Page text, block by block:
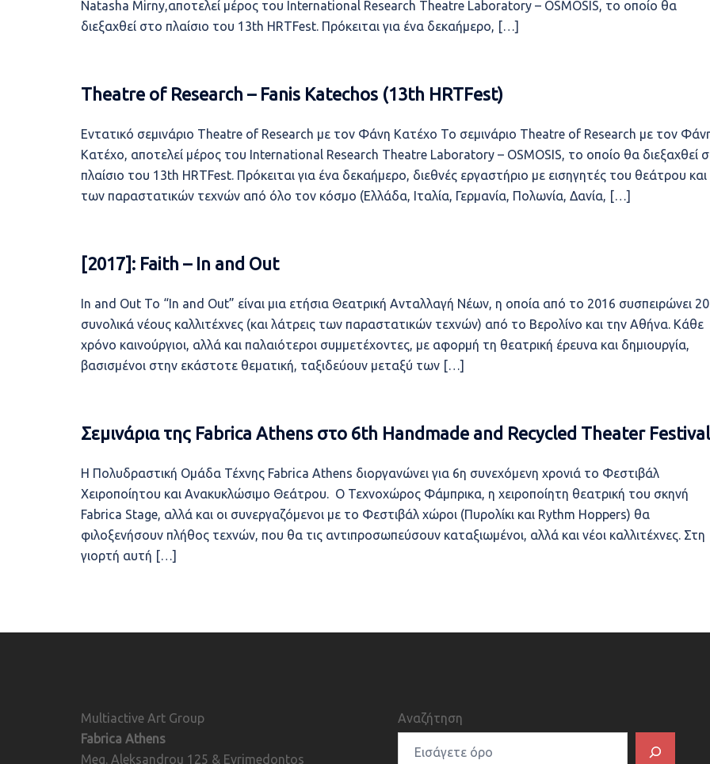
Natasha Mirny,αποτελεί μέρος του International Research Theatre Laboratory – OSMOSIS, το οποίο θα
διεξαχθεί στο πλαίσιο του 13th HRTFest. Πρόκειται για ένα δεκαήμερο, […]
Theatre of Research – Fanis Katechos (13th HRTFest)
Εντατικό σεμινάριο Theatre of Research με τον Φάνη Κατέχο Το σεμινάριο Theatre of Research με τον
Κατέχο, αποτελεί μέρος του International Research Theatre Laboratory – OSMOSIS, το οποίο θα διεξαχθεί
πλαίσιο του 13th HRTFest. Πρόκειται για ένα δεκαήμερο, διεθνές εργαστήριο με εισηγητές του θεάτρου και
των παραστατικών τεχνών από όλο τον κόσμο (Ελλάδα, Ιταλία, Γερμανία, Πολωνία, Δανία, […]
[2017]: Faith – In and Out
In and Out Το “In and Out” είναι μια ετήσια Θεατρική Ανταλλαγή Νέων, η οποία από το 2016 συσπειρώνει 20
συνολικά νέους καλλιτέχνες (και λάτρεις των παραστατικών τεχνών) από το Βερολίνο και την Αθήνα. Κάθε
χρόνο καινούργιοι, αλλά και παλαιότεροι συμμετέχοντες, με αφορμή τη θεατρική έρευνα και δημιουργία,
βασισμένοι στην εκάστοτε θεματική, ταξιδεύουν μεταξύ των […]
Σεμινάρια της Fabrica Athens στο 6th Handmade and Recycled Theater Festival
Η Πολυδραστική Ομάδα Τέχνης Fabrica Athens διοργανώνει για 6η συνεχόμενη χρονιά το Φεστιβάλ
Χειροποίητου και Ανακυκλώσιμο Θεάτρου. Ο Τεχνοχώρος Φάμπρικα, η χειροποίητη θεατρική του σκηνή
Fabrica Stage, αλλά και οι συνεργαζόμενοι με το Φεστιβάλ χώροι (Πυρολίκι και Rythm Hoppers) θα
φιλοξενήσουν πλήθος τεχνών, που θα τις αντιπροσωπεύσουν καταξιωμένοι, αλλά και νέοι καλλιτέχνες. Στη
γιορτή αυτή […]
Multiactive Art Group
Fabrica Athens
Meg. Aleksandrou 125 & Evrimedontos
Αναζήτηση